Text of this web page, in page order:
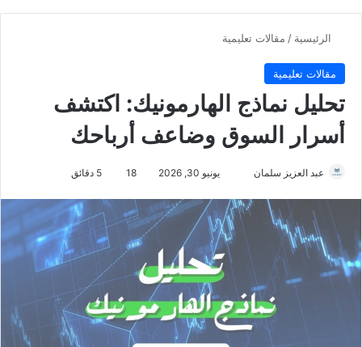
الرئيسية / مقالات تعليمية
مقالات تعليمية
تحليل نماذج الهارمونيك: اكتشف
أسرار السوق وضاعف أرباحك
عبد العزيز سلمان
س
ل
د
ا
يونيو 30, 2026 18